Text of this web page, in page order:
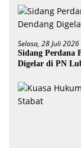
Selasa, 28 Juli 2026
Sidang Perdana
Digelar di PN